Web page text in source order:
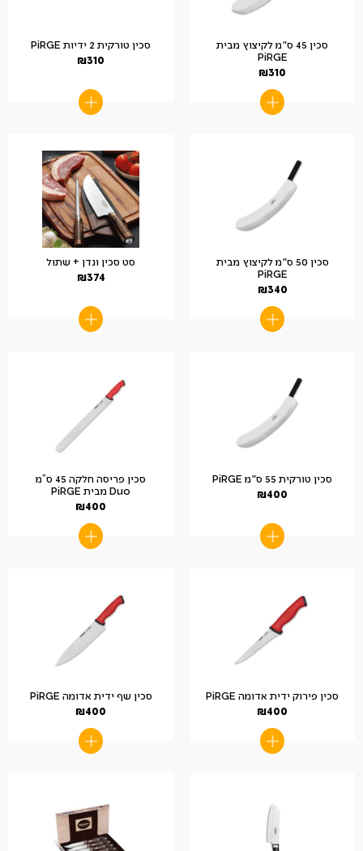
סכין 45 ס"מ לקיצוץ מבית
PiRGE
₪310
סכין טורקית 2 ידיות PiRGE
₪310
סכין 50 ס"מ לקיצוץ מבית
PiRGE
₪340
סט סכין ונדן + שתול
₪374
סכין טורקית 55 ס"מ PiRGE
₪400
סכין פריסה חלקה 45 ס”מ
Duo מבית PiRGE
₪400
סכין פירוק ידית אדומה PiRGE
₪400
סכין שף ידית אדומה PiRGE
₪400